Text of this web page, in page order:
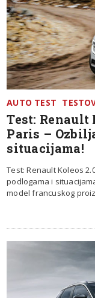
AUTO TEST
Test: Renault
Paris –
situacijama!
Test: Renault Koleos
podlogama i
model francuskog